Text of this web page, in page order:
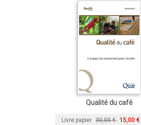
Qualité du café
Livre papier 30,00 € 15,00 €